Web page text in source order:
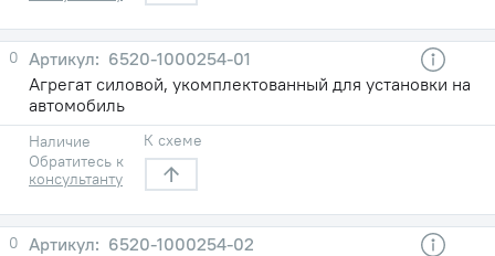
0
6520-1000254-01
Агрегат силовой, укомплектованный для установки на
автомобиль
Наличие
Обратитесь к
консультанту
К схеме
0
6520-1000254-02